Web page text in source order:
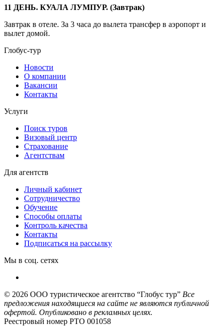
11 ДЕНЬ. КУАЛА ЛУМПУР. (Завтрак)
Завтрак в отеле. За 3 часа до вылета трансфер в аэропорт и
вылет домой.
Глобус-тур
Новости
О компании
Вакансии
Контакты
Услуги
Поиск туров
Визовый центр
Страхование
Агентствам
Для агентств
Личный кабинет
Сотрудничество
Обучение
Способы оплаты
Контроль качества
Контакты
Подписаться на рассылку
Мы в соц. сетях
© 2026 ООО туристическое агентство “Глобус тур” Все
предложения находящиеся на сайте не являются публичной
офертой. Опубликовано в рекламных целях.
Реестровый номер РТО 001058